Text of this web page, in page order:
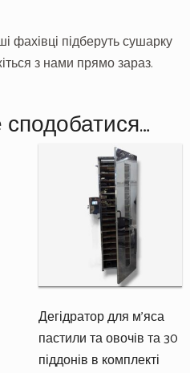
фахівці підберуть сушарку
з нами прямо зараз.
Дегідратор для м’яса
пастили та овочів та 30
піддонів в комплекті